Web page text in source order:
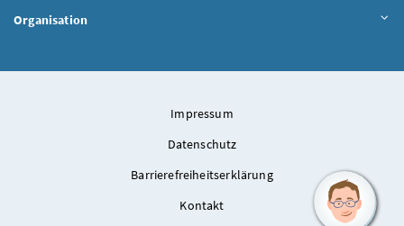
Organisation
Impressum
Datenschutz
Barrierefreiheitserklärung
Kontakt